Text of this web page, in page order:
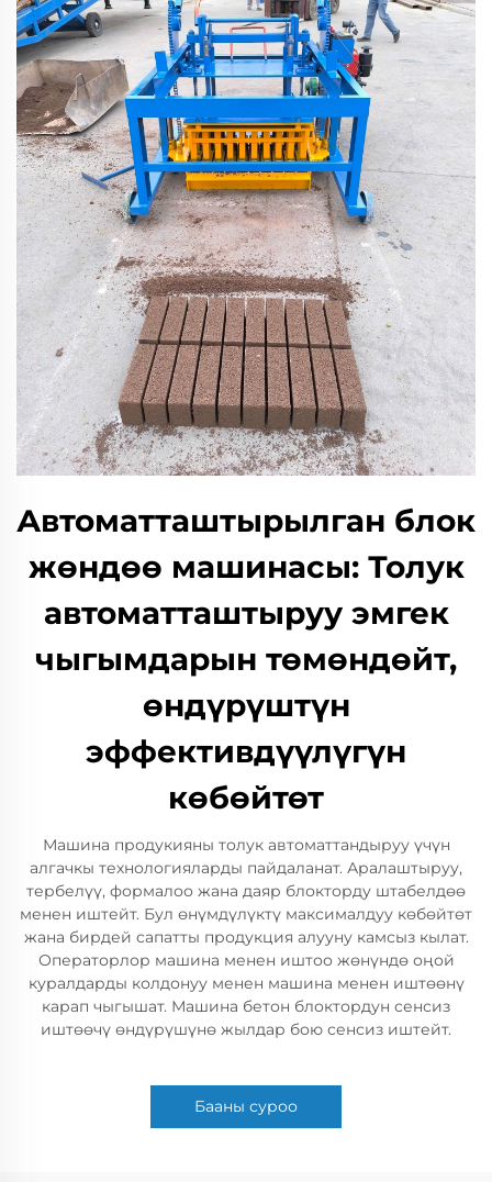
Автоматташтырылган блок
жөндөө машинасы: Толук
автоматташтыруу эмгек
чыгымдарын төмөндөйт,
өндүрүштүн
эффективдүүлүгүн
көбөйтөт
Машина продукияны толук автоматтандыруу үчүн
алгачкы технологияларды пайдаланат. Аралаштыруу,
тербелүү, формалоо жана даяр блокторду штабелдөө
менен иштейт. Бул өнүмдүлүктү максималдуу көбөйтөт
жана бирдей сапатты продукция алууну камсыз кылат.
Операторлор машина менен иштоо жөнүндө оңой
куралдарды колдонуу менен машина менен иштөөнү
карап чыгышат. Машина бетон блоктордун сенсиз
иштөөчү өндүрүшүнө жылдар бою сенсиз иштейт.
Бааны суроо